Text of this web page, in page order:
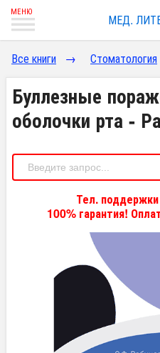
МЕД.
Все книги → Стоматология
Буллезные
оболочки рта -
Тел.
100% гарантия!